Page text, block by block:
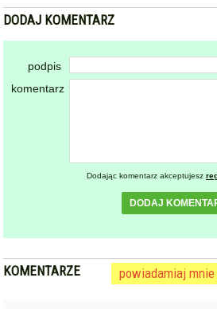
DODAJ KOMENTARZ
podpis
komentarz
Dodając komentarz akceptujesz
DODAJ
KOMENTARZE powiadamiaj